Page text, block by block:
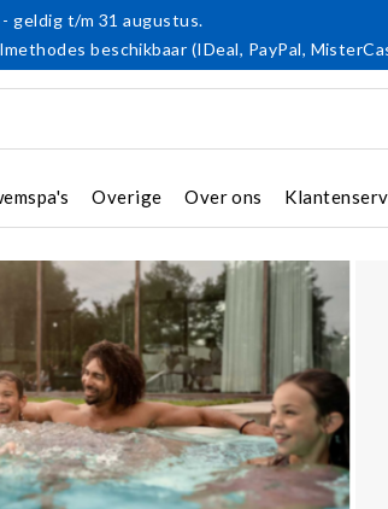
geldig t/m 31 augustus.
beschikbaar (IDeal, PayPal,
Overige Over ons